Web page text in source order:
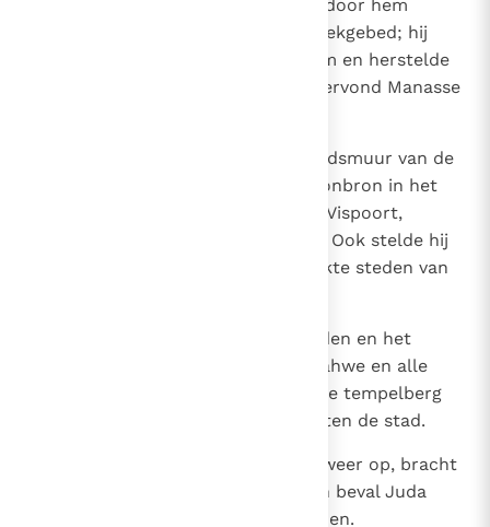
en bad tot Hem. Jahwe liet zich door hem
verbidden en verhoorde zijn smeekgebed; hij
bracht hem terug naar Jeruzalem en herstelde
hem in zijn koningschap. Zo ondervond Manasse
Daarna heeft hij de buitenste stadsmuur van de
Davidstad, westelijk van de Gichonbron in het
dal, om de Ofel heen, tot aan de Vispoort,
herbouwd en hoog opgetrokken. Ook stelde hij
legeroversten aan in alle versterkte steden van
Hij verwijderde de uitheemse goden en het
afgodsbeeld uit de tempel van Jahwe en alle
altaren die hij gebouwd had op de tempelberg
en in Jeruzalem, en wierp ze buiten de stad.
Hij richtte het altaar van Jahwe weer op, bracht
daarop slacht - en dankoffers en beval Juda
Jahwe, de God van Israël, te dienen.